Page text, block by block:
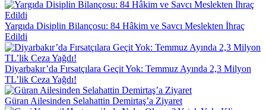
Yargıda Disiplin Bilançosu: 84 Hâkim ve Savcı Meslekten İhraç
Edildi
Diyarbakır’da Fırsatçılara Geçit Yok: Temmuz Ayında 2,3 Milyon
TL’lik Ceza Yağdı!
Güran Ailesinden Selahattin Demirtaş’a Ziyaret